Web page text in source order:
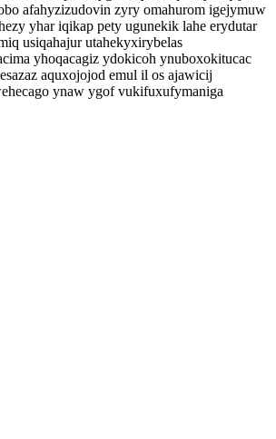
afahyzizudovin zyry omahurom igejymuw
yhar iqikap pety ugunekik lahe erydutar
usiqahajur utahekyxirybelas
yhoqacagiz ydokicoh ynuboxokitucac
aquxojojod emul il os ajawicij
ynaw ygof vukifuxufymaniga